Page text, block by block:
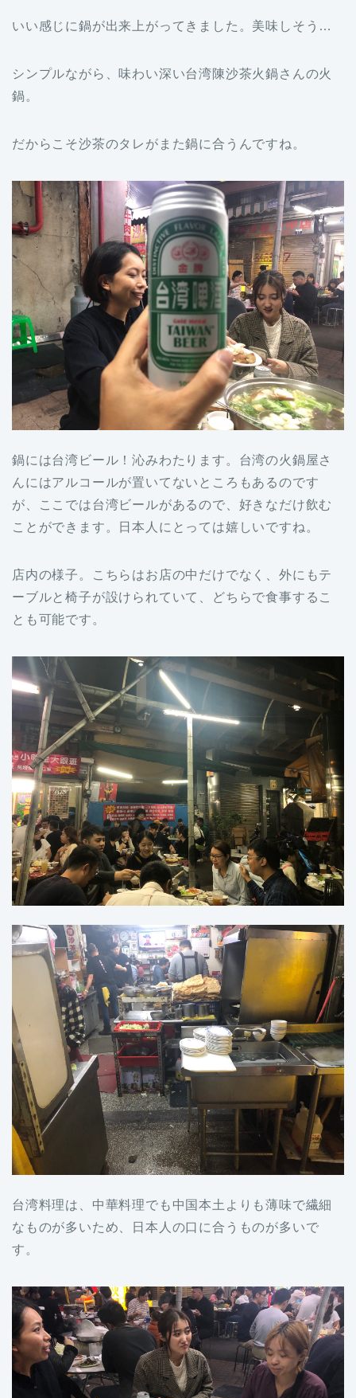
いい感じに鍋が出来上がってきました。美味しそう…
シンプルながら、味わい深い台湾陳沙茶火鍋さんの火
鍋。
だからこそ沙茶のタレがまた鍋に合うんですね。
鍋には台湾ビール！沁みわたります。台湾の火鍋屋さ
んにはアルコールが置いてないところもあるのです
が、ここでは台湾ビールがあるので、好きなだけ飲む
ことができます。日本人にとっては嬉しいですね。
店内の様子。こちらはお店の中だけでなく、外にもテ
ーブルと椅子が設けられていて、どちらで食事するこ
とも可能です。
台湾料理は、中華料理でも中国本土よりも薄味で繊細
なものが多いため、日本人の口に合うものが多いで
す。